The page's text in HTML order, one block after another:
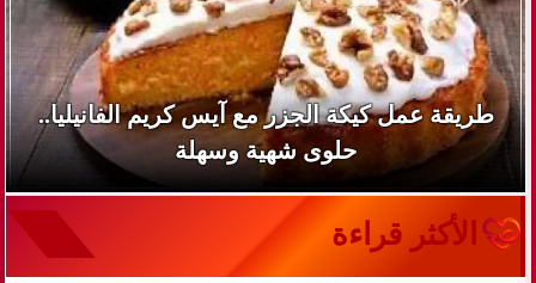
طريقة عمل كيكة الجزر مع آيس كريم الفانيليا..
حلوى شهية وسهلة
الأكثر قراءة